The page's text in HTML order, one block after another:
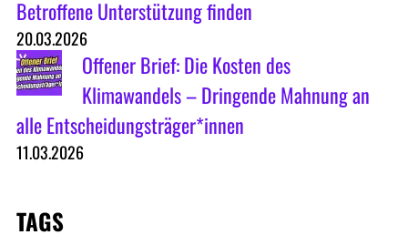
Betroffene Unterstützung finden
20.03.2026
Offener Brief: Die Kosten des
Klimawandels – Dringende Mahnung an
alle Entscheidungsträger*innen
11.03.2026
TAGS